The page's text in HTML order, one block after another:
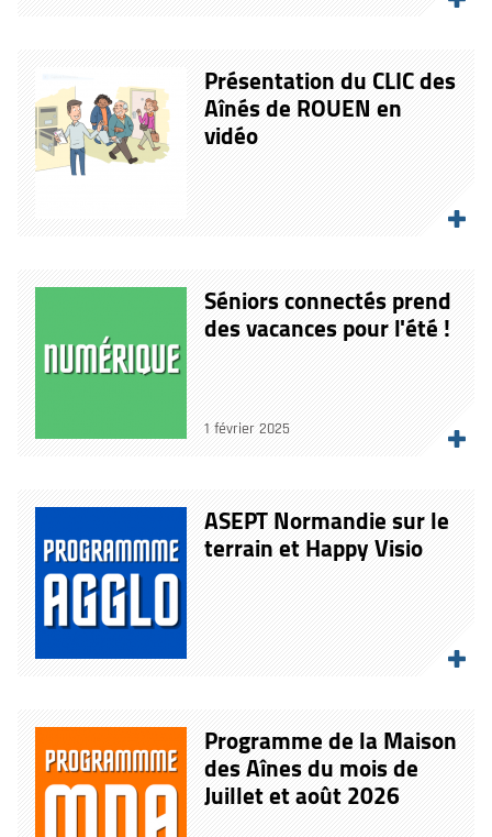
Présentation du CLIC des
Aînés de ROUEN en
vidéo
Séniors connectés prend
des vacances pour l'été !
1 février 2025
ASEPT Normandie sur le
terrain et Happy Visio
Programme de la Maison
des Aînes du mois de
Juillet et août 2026